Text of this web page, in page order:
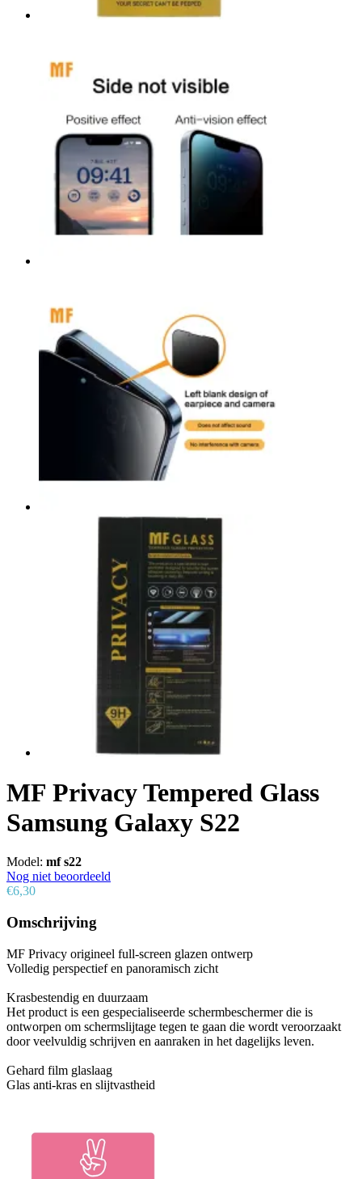
MF Privacy Tempered Glass
Samsung Galaxy S22
Model: mf s22
Nog niet beoordeeld
€6,30
Omschrijving
MF Privacy origineel full-screen glazen ontwerp
Volledig perspectief en panoramisch zicht
Krasbestendig en duurzaam
Het product is een gespecialiseerde schermbeschermer die is
ontworpen om schermslijtage tegen te gaan die wordt veroorzaakt
door veelvuldig schrijven en aanraken in het dagelijks leven.
Gehard film glaslaag
Glas anti-kras en slijtvastheid